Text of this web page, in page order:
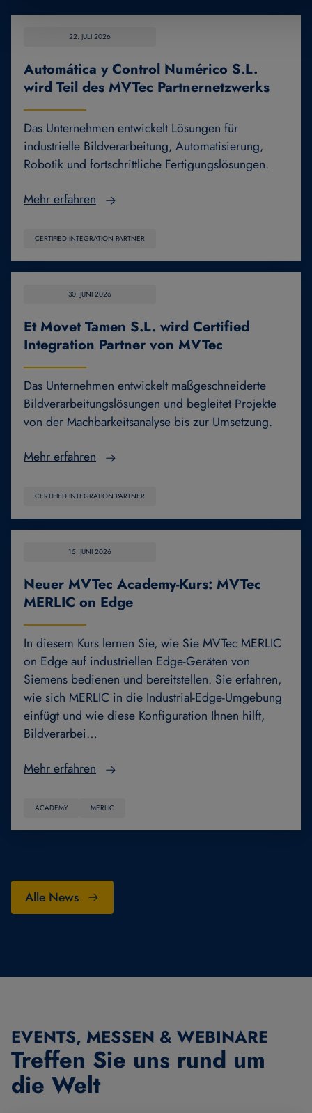
22. JULI 2026
Automática y Control Numérico S.L.
wird Teil des MVTec Partnernetzwerks
Das Unternehmen entwickelt Lösungen für
industrielle Bildverarbeitung, Automatisierung,
Robotik und fortschrittliche Fertigungslösungen.
Mehr erfahren
CERTIFIED INTEGRATION PARTNER
30. JUNI 2026
Et Movet Tamen S.L. wird Certified
Integration Partner von MVTec
Das Unternehmen entwickelt maßgeschneiderte
Bildverarbeitungslösungen und begleitet Projekte
von der Machbarkeitsanalyse bis zur Umsetzung.
Mehr erfahren
CERTIFIED INTEGRATION PARTNER
15. JUNI 2026
Neuer MVTec Academy-Kurs: MVTec
MERLIC on Edge
In diesem Kurs lernen Sie, wie Sie MVTec MERLIC
on Edge auf industriellen Edge-Geräten von
Siemens bedienen und bereitstellen. Sie erfahren,
wie sich MERLIC in die Industrial-Edge-Umgebung
einfügt und wie diese Konfiguration Ihnen hilft,
Bildverarbei…
Mehr erfahren
ACADEMY MERLIC
Alle News
EVENTS, MESSEN & WEBINARE
Treffen Sie uns rund um
die Welt